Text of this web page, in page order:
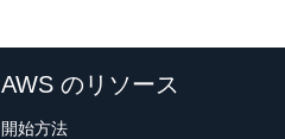
AWS のリソース
開始方法